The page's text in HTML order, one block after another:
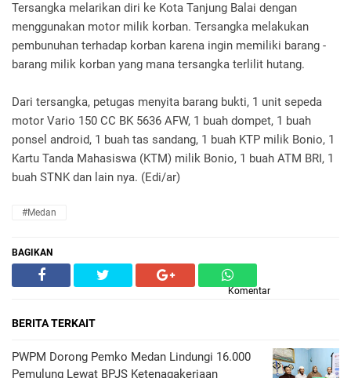
Tersangka melarikan diri ke Kota Tanjung Balai dengan
menggunakan motor milik korban. Tersangka melakukan
pembunuhan terhadap korban karena ingin memiliki barang -
barang milik korban yang mana tersangka terlilit hutang.
Dari tersangka, petugas menyita barang bukti, 1 unit sepeda
motor Vario 150 CC BK 5636 AFW, 1 buah dompet, 1 buah
ponsel android, 1 buah tas sandang, 1 buah KTP milik Bonio, 1
Kartu Tanda Mahasiswa (KTM) milik Bonio, 1 buah ATM BRI, 1
buah STNK dan lain nya. (Edi/ar)
#Medan
BAGIKAN
Komentar
BERITA TERKAIT
PWPM Dorong Pemko Medan Lindungi 16.000
Pemulung Lewat BPJS Ketenagakerjaan